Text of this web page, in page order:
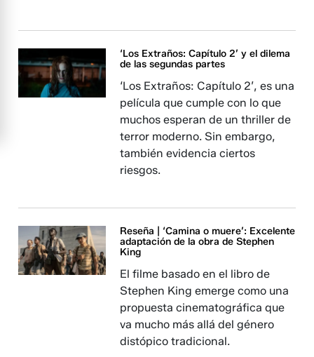
‘Los Extraños: Capítulo 2’ y el dilema
de las segundas partes
‘Los Extraños: Capítulo 2’, es una
película que cumple con lo que
muchos esperan de un thriller de
terror moderno. Sin embargo,
también evidencia ciertos
riesgos.
Reseña | ‘Camina o muere’: Excelente
adaptación de la obra de Stephen
King
El filme basado en el libro de
Stephen King emerge como una
propuesta cinematográfica que
va mucho más allá del género
distópico tradicional.